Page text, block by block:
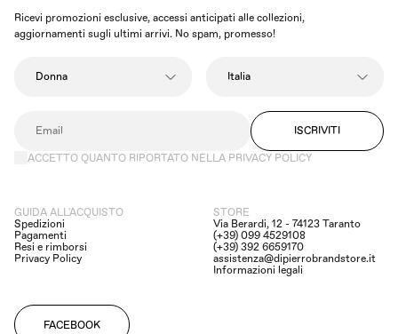
Ricevi promozioni esclusive, accessi anticipati alle collezioni,
aggiornamenti sugli ultimi arrivi. No spam, promesso!
ISCRIVITI
ACCETTO QUANTO RIPORTATO NELLA PRIVACY POLICY
GUIDA ALL'ACQUISTO
Spedizioni
Pagamenti
Resi e rimborsi
Privacy Policy
STORE
Via Berardi, 12 - 74123 Taranto
(+39) 099 4529108
(+39) 392 6659170
assistenza@dipierrobrandstore.it
Informazioni legali
FACEBOOK